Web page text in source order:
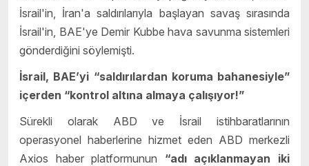
İsrail'in, İran'a saldırılarıyla başlayan savaş sırasında
İsrail'in, BAE'ye Demir Kubbe hava savunma sistemleri
gönderdiğini söylemişti.
İsrail, BAE’yi “saldırılardan koruma bahanesiyle”
içerden “kontrol altına almaya çalışıyor!”
Sürekli olarak ABD ve İsrail istihbaratlarının
operasyonel haberlerine hizmet eden ABD merkezli
Axios haber platformunun “adı açıklanmayan iki